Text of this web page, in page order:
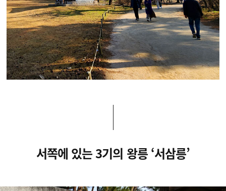
서쪽에 있는 3기의 왕릉 ‘서삼릉’